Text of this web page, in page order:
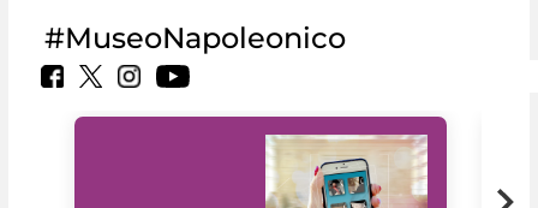
#MuseoNapoleonico